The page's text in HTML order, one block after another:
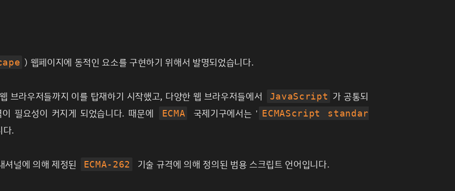
) 웹페이지에 동적인 요소를 구현하기 위해서 발명되었습니다.
브라우저들까지 이를 탑재하기 시작했고, 다양한 웹 브라우저들에서 JavaScript 가 공통되
필요성이 커지게 되었습니다. 때문에 ECMA 국제기구에서는 ' ECMAScript standar
다.
셔널에 의해 제정된 ECMA-262 기술 규격에 의해 정의된 범용 스크립트 언어입니다.